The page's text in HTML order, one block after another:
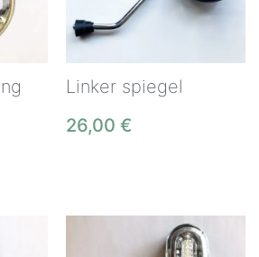
Linker spiegel
26,00 €